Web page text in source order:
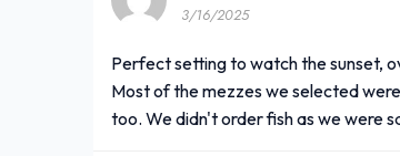
3/16/2025
Perfect setting to watch the sunset,
Most of the mezzes we selected
too. We didn't order fish as we were